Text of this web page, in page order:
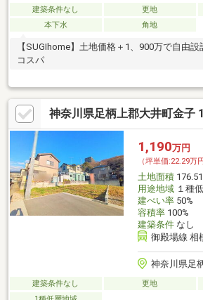
建築条件なし 更地
本下水
角地
【SUGIhome】土地価格＋1、900万で自由
コスパ
神奈川県足柄上郡大井町金子
1,190万円
（坪単価:22.29万円
土地面積
用途地域１種
建ぺい率50%
容積率100%
建築条件なし
御殿場線 相
神奈川県足
建築条件なし 更地